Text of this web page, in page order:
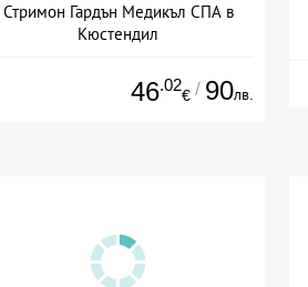
Стримон Гардън Медикъл СПА в
Кюстендил
46.02
€ / 90лв.